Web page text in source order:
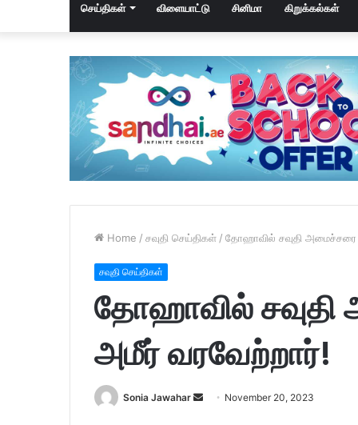
செய்திகள் விளையாட்டு சினிமா கிறுக்கல்கள்
Home / சவுதி செய்திகள் / தோஹாவில் சவுதி அமைச்சரை
சவுதி செய்திகள்
தோஹாவில்
அமீர் வரவேற்றார்!
Sonia Jawahar November 20, 2023